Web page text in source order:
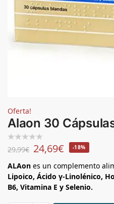
Oferta!
Alaon 30
29,99€ 24,69€ -18%
ALAon es un complemento
Lipoico, Ácido γ-Linolénico,
B6, Vitamina E y Selenio.